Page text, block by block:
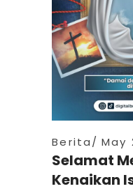
Berita May
Selamat
Kenaikan